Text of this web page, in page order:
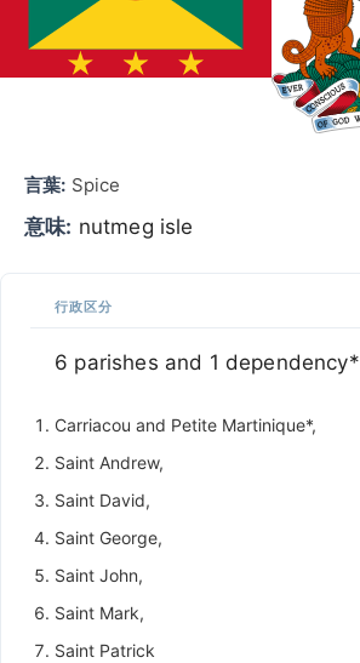
言葉: Spice
意味: nutmeg isle
行政区分
6 parishes and 1 dependency*
Carriacou and Petite Martinique*,
Saint Andrew,
Saint David,
Saint George,
Saint John,
Saint Mark,
Saint Patrick